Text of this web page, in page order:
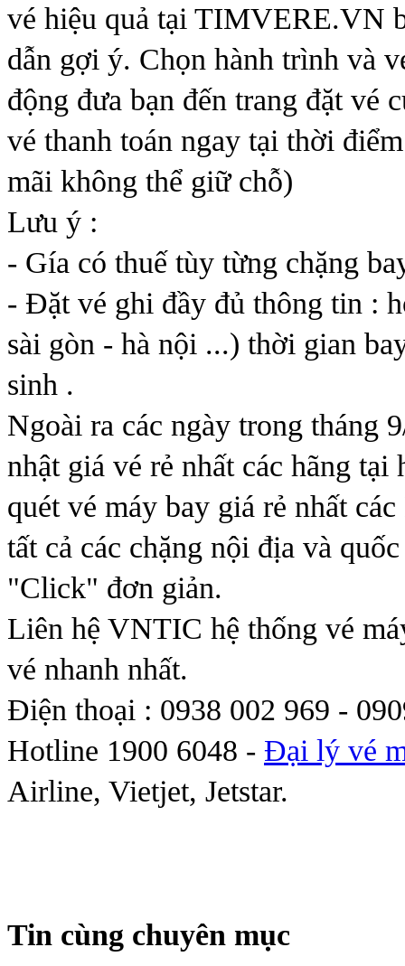
vé hiệu quả tại TIMVERE.VN
dẫn gợi ý. Chọn hành trình và
động đưa bạn đến trang đặt vé
vé thanh toán ngay tại thời
mãi không thể giữ chỗ)
Lưu ý :
- Gía có thuế tùy từng chặng
- Đặt vé ghi đầy đủ thông tin :
sài gòn - hà nội ...) thời gian
sinh .
Ngoài ra các ngày trong tháng
nhật giá vé rẻ nhất các hãng
quét vé máy bay giá rẻ nhất
tất cả các chặng nội địa và
"Click" đơn giản.
Liên hệ VNTIC hệ thống vé
vé nhanh nhất.
Điện thoại : 0938 002 969 -
Hotline 1900 6048 - Đại lý vé
Airline, Vietjet, Jetstar.
Tin cùng chuyên mục